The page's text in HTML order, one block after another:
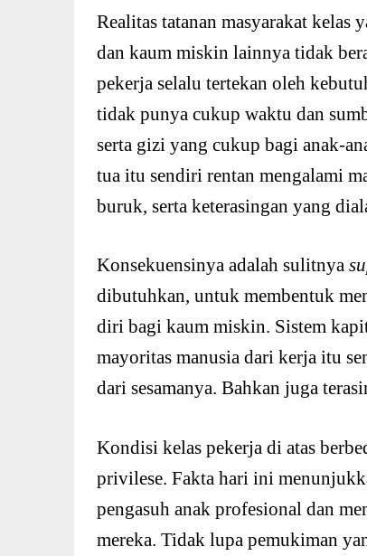
Realitas tatanan masyarakat
dan kaum miskin lainnya tidak
pekerja selalu tertekan oleh
tidak punya cukup waktu dan
serta gizi yang cukup bagi anak-
tua itu sendiri rentan mengalami
buruk, serta keterasingan yang
Konsekuensinya adalah sulitnya
dibutuhkan, untuk membentuk
diri bagi kaum miskin. Sistem
mayoritas manusia dari kerja itu
dari sesamanya. Bahkan juga
Kondisi kelas pekerja di atas
privilese. Fakta hari ini
pengasuh anak profesional dan
mereka. Tidak lupa pemukiman